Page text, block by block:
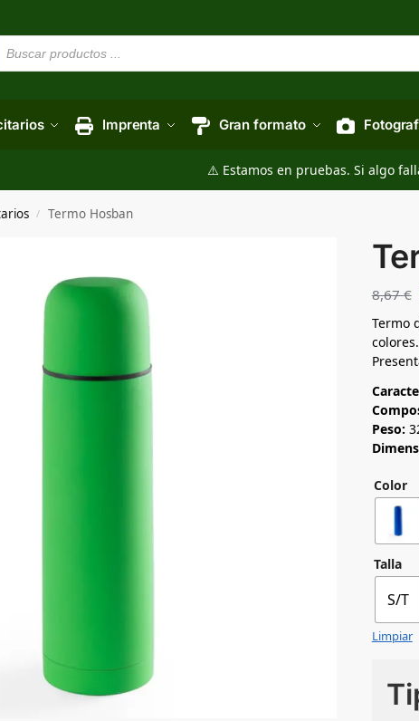
Imprenta Gran formato
⚠️ Estamos en pruebas. Si algo
/ Termo Hosban
8,67€
Termo
Peso:
Color
Talla
S/T
Limpiar